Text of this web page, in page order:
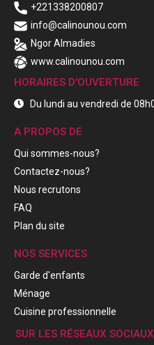
+221338200807
info@calinounou.com
Ngor Almadies
www.calinounou.com
HORAIRES D'OUVERTURE
Du lundi au vendredi de
A PROPOS DE
Qui sommes-nous?
Contactez-nous?
Nous recrutons
FAQ
Plan du site
NOS SERVICES
Garde d'enfants
Ménage
Cuisine professionnelle
SUR LES RÉSEAUX SOCIAUX